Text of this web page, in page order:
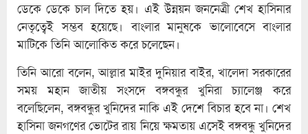
ডেকে ডেকে চাল দিতে হয়। এই উন্নয়ন জননেত্রী শেখ হাসিনার
নেতৃত্বেই সম্ভব হয়েছে। বাংলার মানুষকে ভালোবেসে বাংলার
মাটিকে তিনি আলোকিত করে চলেছেন।
তিনি আরো বলেন, আল্লার মাইর দুনিয়ার বাইর, খালেদা সরকারের
সময় মহান জাতীয় সংসদে বঙ্গবন্ধুর খুনিরা চ্যালেঞ্জ করে
বলেছিলেন, বঙ্গবন্ধুর খুনিদের নাকি এই দেশে বিচার হবে না। শেখ
হাসিনা জনগণের ভোটের রায় নিয়ে ক্ষমতায় এসেই বঙ্গবন্ধু খুনিদের